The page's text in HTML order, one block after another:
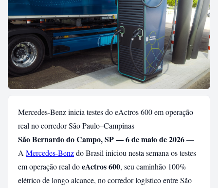
Mercedes-Benz inicia testes do eActros 600 em operação
real no corredor São Paulo–Campinas
São Bernardo do Campo, SP — 6 de maio de 2026—
AMercedes-Benzdo Brasil iniciou nesta semana os testes
em operação real doeActros 600, seu caminhão 100%
elétrico de longo alcance, no corredor logístico entre São